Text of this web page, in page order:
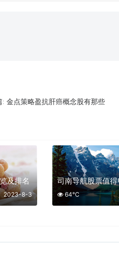
: 金点策略盈抗肝癌概念股有那些
及排名
2023-8-3
司南导航股票值
64℃